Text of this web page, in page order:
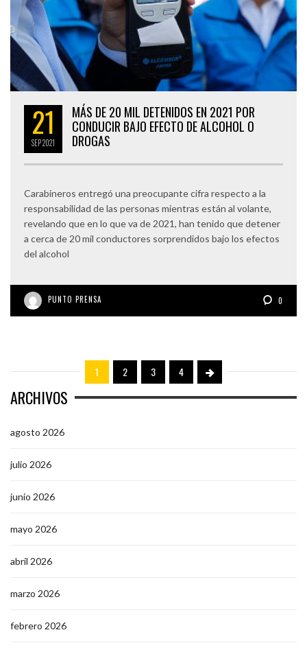
21
SEP2021
MÁS DE 20 MIL DETENIDOS EN 2021 POR
CONDUCIR BAJO EFECTO DE ALCOHOL O
DROGAS
Carabineros entregó una preocupante cifra respecto a la
responsabilidad de las personas mientras están al volante,
revelando que en lo que va de 2021, han tenido que detener
a cerca de 20 mil conductores sorprendidos bajo los efectos
del alcohol
PUNTO PRENSA 0
1 2 3 4
ARCHIVOS
agosto 2026
julio 2026
junio 2026
mayo 2026
abril 2026
marzo 2026
febrero 2026